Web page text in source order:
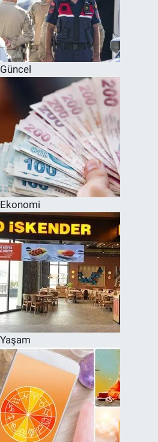
Güncel
Ekonomi
Yaşam